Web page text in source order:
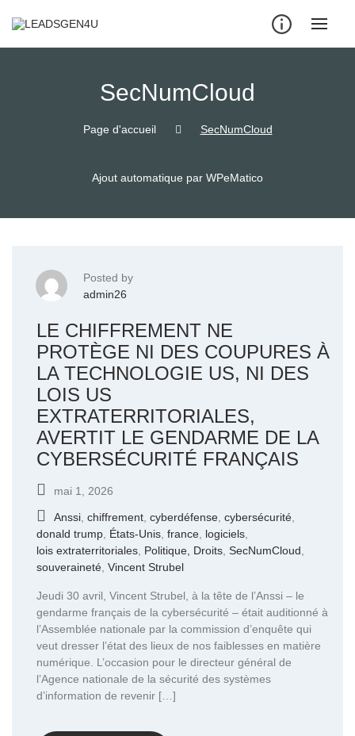
SecNumCloud
Page d'accueil SecNumCloud
Ajout automatique par WPeMatico
Posted by
admin26
LE CHIFFREMENT NE
PROTÈGE NI DES COUPURES À
LA TECHNOLOGIE US, NI DES
LOIS US
EXTRATERRITORIALES,
AVERTIT LE GENDARME DE LA
CYBERSÉCURITÉ FRANÇAIS
mai 1, 2026
Anssi chiffrement cyberdéfense cybersécurité
donald trump États-Unis france logiciels
lois extraterritoriales Politique, Droits SecNumCloud
souveraineté Vincent Strubel
Jeudi 30 avril, Vincent Strubel, à la tête de l’Anssi – le
gendarme français de la cybersécurité – était auditionné à
l’Assemblée nationale par la commission d’enquête qui
veut dresser l’état des lieux de nos faiblesses en matière
numérique. L’occasion pour le directeur général de
l’Agence nationale de la sécurité des systèmes
d’information de revenir […]